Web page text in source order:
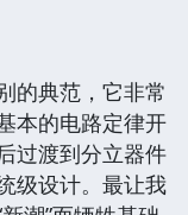
的典范，它非常
本的电路定律开
过渡到分立器件
级设计。最让我